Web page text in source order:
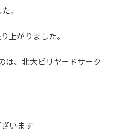
。
上がりました。
は、北大ビリヤードサーク
います